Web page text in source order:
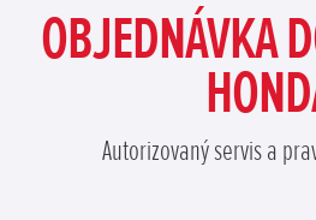
OBJEDNÁVKA
Autorizovaný servis a